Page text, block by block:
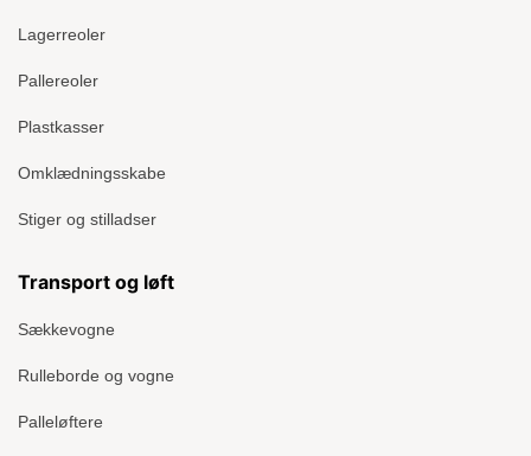
Lagerreoler
Pallereoler
Plastkasser
Omklædningsskabe
Stiger og stilladser
Transport og løft
Sækkevogne
Rulleborde og vogne
Palleløftere